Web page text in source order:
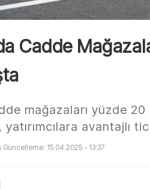
Cadde
mağazaları yüzde
yatırımcılara avantajlı
Güncelleme: 15.04.2025 - 13:37